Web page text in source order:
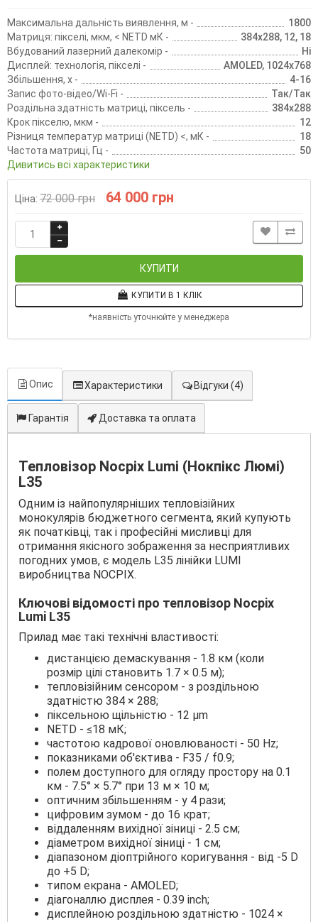
Максимальна дальність виявлення, м -
1800
Матриця: пікселі, мкм, < NETD мК -
384х288, 12, 18
Вбудований лазерний далекомір -
Ні
Дисплей: технологія, пікселі -
AMOLED, 1024х768
Збільшення, х -
4-16
Запис фото-відео/Wi-Fi -
Так/Так
Роздільна здатність матриці, піксель -
384х288
Крок пікселю, мкм -
12
Різниця температур матриці (NETD) <, мК -
18
Частота матриці, Гц -
50
Дивитись всі характеристики
Ціна: 72 000 грн 64 000 грн
КУПИТИ
КУПИТИ В 1 КЛІК
*наявність уточнюйте у менеджера
Опис Характеристики Відгуки (4)
Гарантія Доставка та оплата
Тепловізор Nocpix Lumi (Нокпікс Люмі)
L35
Одним із найпопулярніших тепловізійних
монокулярів бюджетного сегмента, який купують
як початківці, так і професійні мисливці для
отримання якісного зображення за несприятливих
погодних умов, є модель L35 лінійки LUMI
виробництва NOCPIX.
Ключові відомості про тепловізор Nocpix
Lumi L35
Прилад має такі технічні властивості:
дистанцією демаскування - 1.8 км (коли
розмір цілі становить 1.7 × 0.5 м);
тепловізійним сенсором - з роздільною
здатністю 384 × 288;
піксельною щільністю - 12 μm
NETD - ≤18 мК;
частотою кадрової оновлюваності - 50 Hz;
показниками об'єктива - F35 / f0.9;
полем доступного для огляду простору на 0.1
км - 7.5° × 5.7° при 13 м × 10 м;
оптичним збільшенням - у 4 рази;
цифровим зумом - до 16 крат;
віддаленням вихідної зіниці - 2.5 см;
діаметром вихідної зіниці - 1 см;
діапазоном діоптрійного коригування - від -5 D
до +5 D;
типом екрана - AMOLED;
діагоналлю дисплея - 0.39 inch;
дисплейною роздільною здатністю - 1024 ×